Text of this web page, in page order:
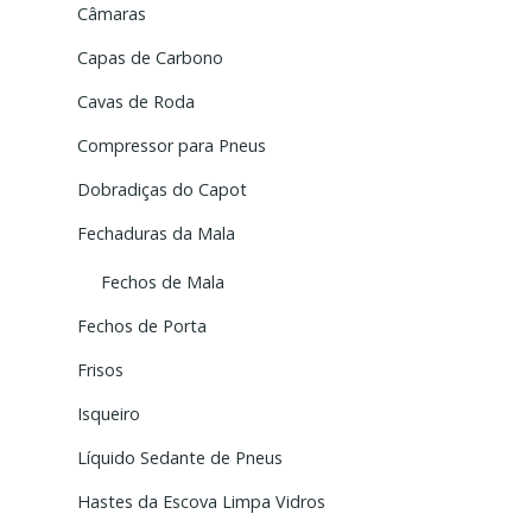
Câmaras
Capas de Carbono
Cavas de Roda
Compressor para Pneus
Dobradiças do Capot
Fechaduras da Mala
Fechos de Mala
Fechos de Porta
Frisos
Isqueiro
Líquido Sedante de Pneus
Hastes da Escova Limpa Vidros